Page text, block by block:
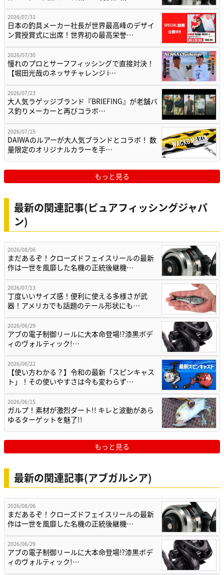
2026/07/31
日本の釣具メーカー社長が世界最高峰のデザイ
ン賞授賞式に出席！世界初の最高栄誉…
2026/07/30
憧れのプロとサーフフィッシングで直接対決！
【堀田光哉のネッサチャレンジ i…
2026/07/23
大人気ラゲッジブランド『BRIEFING』が老舗バ
ス釣りメーカーと再びコラボ…
2026/07/15
DAIWAのルアーが大人気ブランドとコラボ！ 数
量限定のオリジナルカラーを手…
もっと見る
最新の関連記事(ピュアフィッシングジャパ
ン)
2026/08/06
まだあるぞ！クローズドフェイスリールの最新
作は一世を風靡した名機の正統後継機…
2026/07/13
丁度いいサイズ感！便利に使える多様さが武
器！アメリカでも話題のテール形状にも…
2026/06/29
アブの電子制御リールに大本命登場⁉漆黒ボデ
ィのヴォルティック!…
2026/06/22
【使い方わかる？】令和の最新「スピンキャス
ト」！その使いやすさは今も変わらず…
2026/06/15
ガルプ！素材が激烈ダート!! キレと波動があら
ゆるターゲットを魅了!!
もっと見る
最新の関連記事(アブガルシア)
2026/08/06
まだあるぞ！クローズドフェイスリールの最新
作は一世を風靡した名機の正統後継機…
2026/06/29
アブの電子制御リールに大本命登場⁉漆黒ボデ
ィのヴォルティック!…